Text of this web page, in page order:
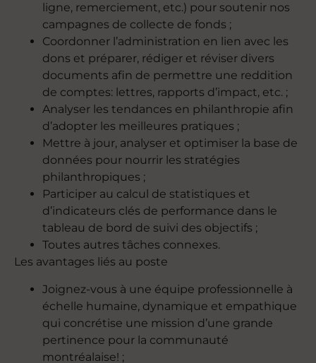
ligne, remerciement, etc.) pour soutenir nos
campagnes de collecte de fonds ;
Coordonner l’administration en lien avec les
dons et préparer, rédiger et réviser divers
documents afin de permettre une reddition
de comptes: lettres, rapports d’impact, etc. ;
Analyser les tendances en philanthropie afin
d’adopter les meilleures pratiques ;
Mettre à jour, analyser et optimiser la base de
données pour nourrir les stratégies
philanthropiques ;
Participer au calcul de statistiques et
d’indicateurs clés de performance dans le
tableau de bord de suivi des objectifs ;
Toutes autres tâches connexes.
Les avantages liés au poste
Joignez-vous à une équipe professionnelle à
échelle humaine, dynamique et empathique
qui concrétise une mission d’une grande
pertinence pour la communauté
montréalaise! ;